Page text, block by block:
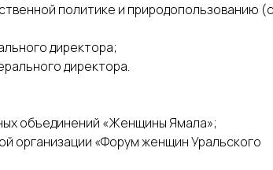
политике и природопользованию (с
директора;
директора.
объединений «Женщины Ямала»;
организации «Форум женщин Уральского